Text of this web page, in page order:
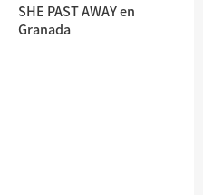
SHE PAST AWAY en
Granada